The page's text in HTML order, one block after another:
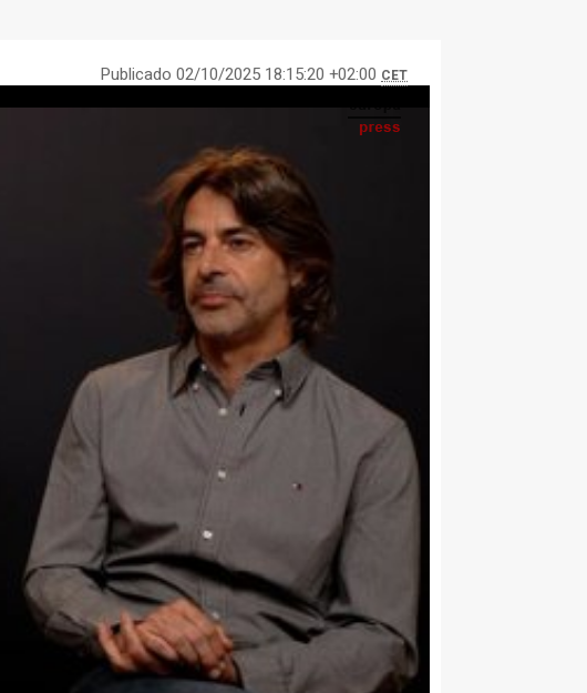
Publicado 02/10/2025 18:15:20 +02:00 CET